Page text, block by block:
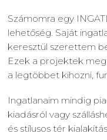
Számomra egy
lehetőség. Saját
keresztül szerettem
Ezek a projektek
a legtöbbet kihozni,
Ingatlanaim mindig
kiadásról vagy
és stílusos tér